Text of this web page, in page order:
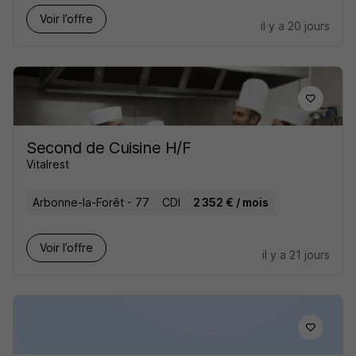
Voir l’offre
il y a 20 jours
Second de Cuisine H/F
Vitalrest
Arbonne-la-Forêt - 77 CDI 2 352 € / mois
Voir l’offre
il y a 21 jours